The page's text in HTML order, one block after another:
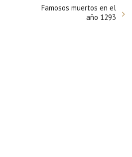
Famosos muertos en el
año 1293